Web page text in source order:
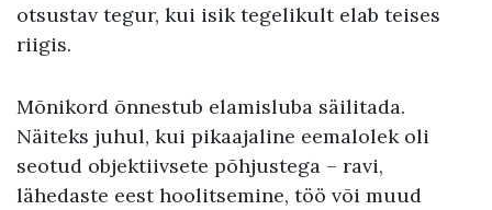
otsustav tegur, kui isik tegelikult elab teises
riigis.
Mõnikord õnnestub elamisluba säilitada.
Näiteks juhul, kui pikaajaline eemalolek oli
seotud objektiivsete põhjustega – ravi,
lähedaste eest hoolitsemine, töö või muud